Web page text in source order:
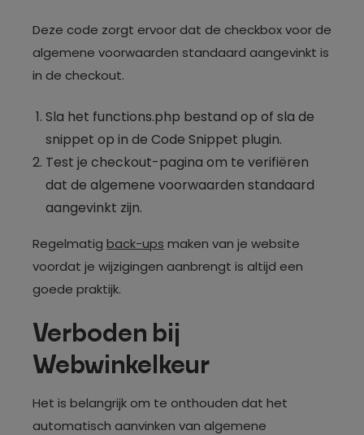
Deze code zorgt ervoor dat de checkbox voor de
algemene voorwaarden standaard aangevinkt is
in de checkout.
Sla het functions.php bestand op of sla de
snippet op in de Code Snippet plugin.
Test je checkout-pagina om te verifiëren
dat de algemene voorwaarden standaard
aangevinkt zijn.
Regelmatig back-ups maken van je website
voordat je wijzigingen aanbrengt is altijd een
goede praktijk.
Verboden bij
Webwinkelkeur
Het is belangrijk om te onthouden dat het
automatisch aanvinken van algemene